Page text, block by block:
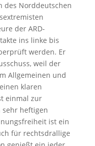
des Norddeutschen
der ARD-
ins linke bis
werden. Er
weil der
Allgemeinen und
klaren
einmal zur
sehr heftigen
ist ein
für rechtsdrallige